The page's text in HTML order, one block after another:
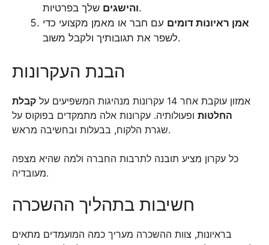
והישגיםשלך בפרטיות.
אמן ראיונות דומים עם חבר או מאמן מקצועי כדי
לשפר את תגובותיך ולקבל משוב.
הבנת העקרונות
אמזון עוקבת אחר 14 עקרונות מנהיגות המשפיעים על
קבלת
החלטות ופעולותיה. עקרונות אלה מתמקדים בפוקוס על
שגרת הלקוח, בבעלות ובחשיבה מראש.
כל עקרון מציע תובנה לתרבות החברה ולמה שהיא מצפה
מעובדיה.
חשיבות בתהליך ההשכרה
בראיונות, צוות ההשכרה מעריך כמה המועמדים מתאים